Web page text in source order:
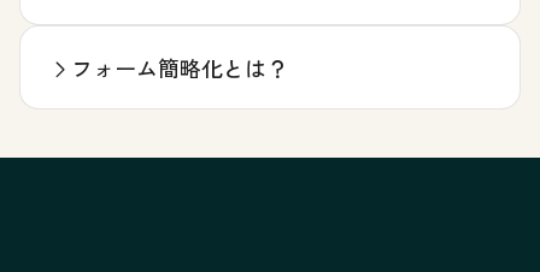
フォーム簡略化とは？